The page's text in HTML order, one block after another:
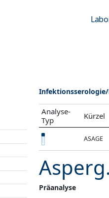
Infektionsserologie/
Analyse-
Typ
Kürzel
ASAGE
Präanalyse